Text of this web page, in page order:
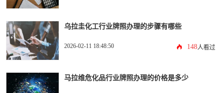
乌拉圭化工行业牌照办理的步骤有哪些
2026-02-11 18:48:50 148人看过
马拉维危化品行业牌照办理的价格是多少